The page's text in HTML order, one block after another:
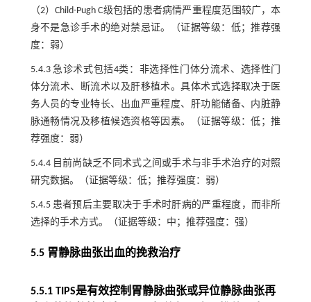
（2）Child-Pugh C级包括的患者病情严重程度范围较广，本
身不是急诊手术的绝对禁忌证。（证据等级：低；推荐强
度：弱）
5.4.3 急诊术式包括4类：非选择性门体分流术、选择性门
体分流术、断流术以及肝移植术。具体术式选择取决于医
务人员的专业特长、出血严重程度、肝功能储备、内脏静
脉通畅情况及移植候选资格等因素。（证据等级：低；推
荐强度：弱）
5.4.4 目前尚缺乏不同术式之间或手术与非手术治疗的对照
研究数据。（证据等级：低；推荐强度：弱）
5.4.5 患者预后主要取决于手术时肝病的严重程度，而非所
选择的手术方式。（证据等级：中；推荐强度：强）
5.5 胃静脉曲张出血的挽救治疗
5.5.1 TIPS是有效控制胃静脉曲张或异位静脉曲张再